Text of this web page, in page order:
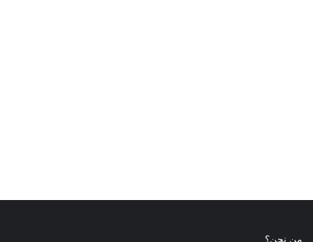
من نحن؟